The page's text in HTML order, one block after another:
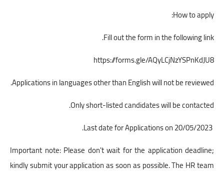
How to apply:
Fill out the form in the following link.
https://forms.gle/AQyLCjNzYSPnKdJU8
Applications in languages other than English will not be reviewed.
Only short-listed candidates will be contacted.
Important note: Please don't wait for the application deadline;
kindly submit your application as soon as possible. The HR team